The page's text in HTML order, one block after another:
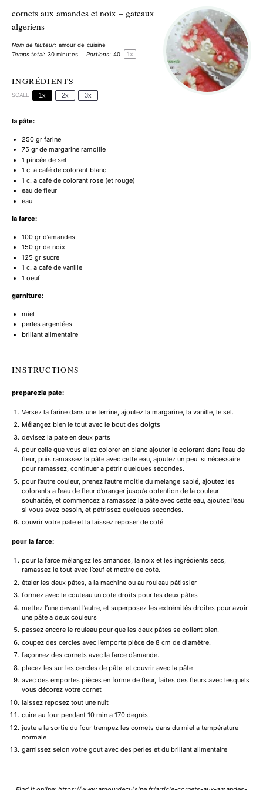
cornets aux amandes et noix – gateaux
algeriens
Nom de l’auteur: amour de cuisine
Temps total: 30 minutes Portions: 40 1x
INGRÉDIENTS
SCALE 1x 2x 3x
la pâte:
250gr farine
75 gr de margarine ramollie
1 pincée de sel
1 c. a café de colorant blanc
1 c. a café de colorant rose (et rouge)
eau de fleur
eau
la farce:
100gr d’amandes
150gr de noix
125 gr sucre
1 c. a café de vanille
1 oeuf
garniture:
miel
perles argentées
brillant alimentaire
INSTRUCTIONS
preparezla pate:
Versez la farine dans une terrine, ajoutez la margarine, la vanille, le sel.
Mélangez bien le tout avec le bout des doigts
devisez la pate en deux parts
pour celle que vous allez colorer en blanc ajouter le colorant dans l’eau de
fleur, puis ramassez la pâte avec cette eau, ajoutez un peu si nécessaire
pour ramassez, continuer a pétrir quelques secondes.
pour l’autre couleur, prenez l’autre moitie du melange sablé, ajoutez les
colorants a l’eau de fleur d’oranger jusqu’a obtention de la couleur
souhaitée, et commencez a ramassez la pâte avec cette eau, ajoutez l’eau
si vous avez besoin, et pétrissez quelques secondes.
couvrir votre pate et la laissez reposer de coté.
pour la farce:
pour la farce mélangez les amandes, la noix et les ingrédients secs,
ramassez le tout avec l’œuf et mettre de coté.
étaler les deux pâtes, a la machine ou au rouleau pâtissier
formez avec le couteau un cote droits pour les deux pâtes
mettez l’une devant l’autre, et superposez les extrémités droites pour avoir
une pâte a deux couleurs
passez encore le rouleau pour que les deux pâtes se collent bien.
coupez des cercles avec l’emporte pièce de 8 cm de diamètre.
façonnez des cornets avec la farce d’amande.
placez les sur les cercles de pâte. et couvrir avec la pâte
avec des emportes pièces en forme de fleur, faites des fleurs avec lesquels
vous décorez votre cornet
laissez reposez tout une nuit
cuire au four pendant 10 min a 170 degrés,
juste a la sortie du four trempez les cornets dans du miel a température
normale
garnissez selon votre gout avec des perles et du brillant alimentaire